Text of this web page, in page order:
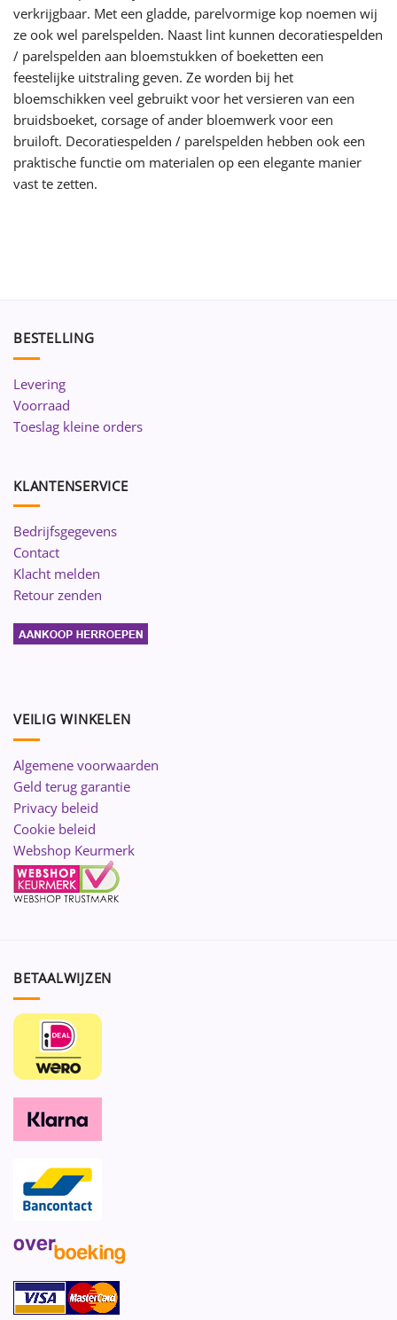
verkrijgbaar. Met een gladde, parelvormige kop noemen wij
ze ook wel parelspelden. Naast lint kunnen decoratiespelden
/ parelspelden aan bloemstukken of boeketten een
feestelijke uitstraling geven. Ze worden bij het
bloemschikken veel gebruikt voor het versieren van een
bruidsboeket, corsage of ander bloemwerk voor een
bruiloft. Decoratiespelden / parelspelden hebben ook een
praktische functie om materialen op een elegante manier
vast te zetten.
BESTELLING
Levering
Voorraad
Toeslag kleine orders
KLANTENSERVICE
Bedrijfsgegevens
Contact
Klacht melden
Retour zenden
VEILIG WINKELEN
Algemene voorwaarden
Geld terug garantie
Privacy beleid
Cookie beleid
Webshop Keurmerk
BETAALWIJZEN